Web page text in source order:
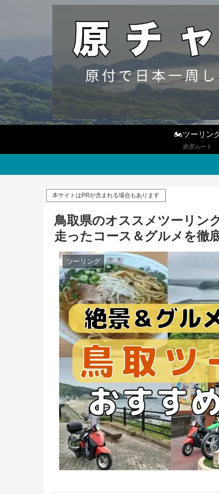
🏍ツーリン
絶景ルート
本サイトはPRが含まれる場合もあります
鳥取県のオススメツーリン
走ったコース＆グルメを徹
ツーリング